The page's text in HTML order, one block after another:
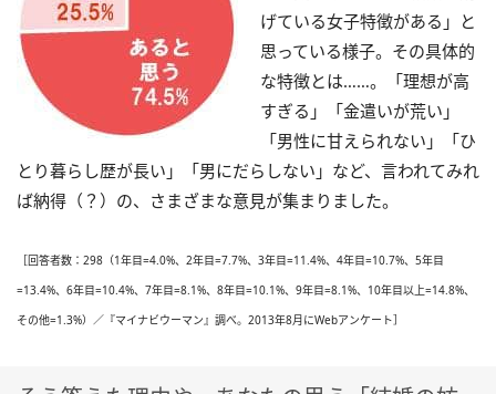
げている女子特徴がある」と
思っている様子。その具体的
な特徴とは……。「理想が高
すぎる」「金遣いが荒い」
「男性に甘えられない」「ひ
とり暮らし歴が長い」「男にだらしない」など、言われてみれ
ば納得（？）の、さまざまな意見が集まりました。
［回答者数：298（1年目=4.0%、2年目=7.7%、3年目=11.4%、4年目=10.7%、5年目
=13.4%、6年目=10.4%、7年目=8.1%、8年目=10.1%、9年目=8.1%、10年目以上=14.8%、
その他=1.3%）／『マイナビウーマン』調べ。2013年8月にWebアンケート］